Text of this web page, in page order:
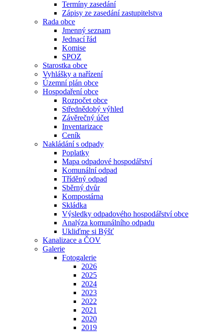
Termíny zasedání
Zápisy ze zasedání zastupitelstva
Rada obce
Jmenný seznam
Jednací řád
Komise
SPOZ
Starostka obce
Vyhlášky a nařízení
Územní plán obce
Hospodaření obce
Rozpočet obce
Střednědobý výhled
Závěrečný účet
Inventarizace
Ceník
Nakládání s odpady
Poplatky
Mapa odpadové hospodářství
Komunální odpad
Tříděný odpad
Sběrný dvůr
Kompostárna
Skládka
Výsledky odpadového hospodářství obce
Analýza komunálního odpadu
Ukliďme si Býšť
Kanalizace a ČOV
Galerie
Fotogalerie
2026
2025
2024
2023
2022
2021
2020
2019